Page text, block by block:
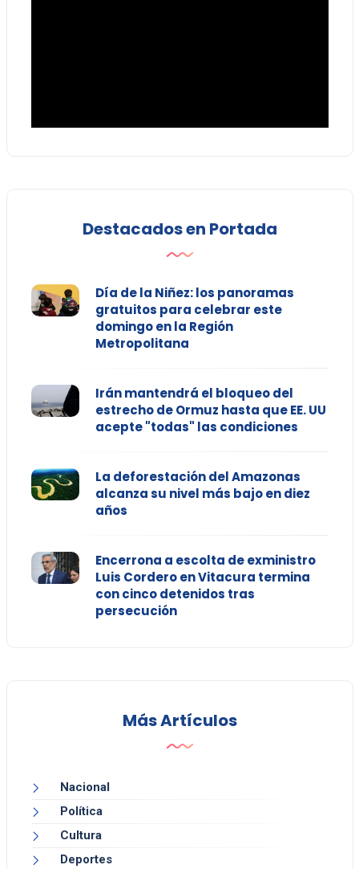
Destacados en Portada
Día de la Niñez: los panoramas
gratuitos para celebrar este
domingo en la Región
Metropolitana
Irán mantendrá el bloqueo del
estrecho de Ormuz hasta que EE. UU
acepte "todas" las condiciones
La deforestación del Amazonas
alcanza su nivel más bajo en diez
años
Encerrona a escolta de exministro
Luis Cordero en Vitacura termina
con cinco detenidos tras
persecución
Más Artículos
Nacional
Política
Cultura
Deportes